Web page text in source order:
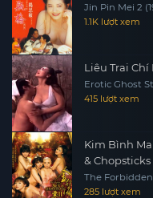
Jin Pin Mei 2
1.1K lượt xem
Liêu Trai Chí
Erotic Ghost
415 lượt xem
Kim Bình
& Chopsticks
The
285 lượt xem